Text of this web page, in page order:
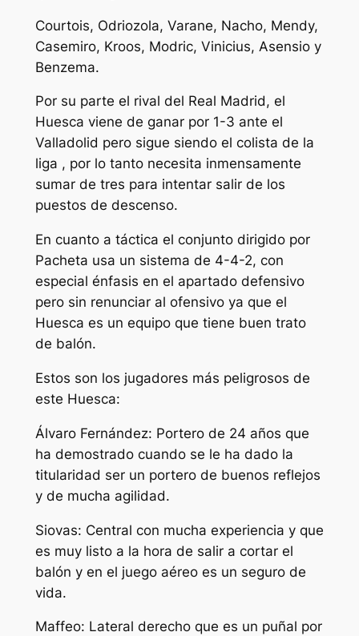
Courtois, Odriozola, Varane, Nacho, Mendy,
Casemiro, Kroos, Modric, Vinicius, Asensio y
Benzema.
Por su parte el rival del Real Madrid, el
Huesca viene de ganar por 1-3 ante el
Valladolid pero sigue siendo el colista de la
liga , por lo tanto necesita inmensamente
sumar de tres para intentar salir de los
puestos de descenso.
En cuanto a táctica el conjunto dirigido por
Pacheta usa un sistema de 4-4-2, con
especial énfasis en el apartado defensivo
pero sin renunciar al ofensivo ya que el
Huesca es un equipo que tiene buen trato
de balón.
Estos son los jugadores más peligrosos de
este Huesca:
Álvaro Fernández: Portero de 24 años que
ha demostrado cuando se le ha dado la
titularidad ser un portero de buenos reflejos
y de mucha agilidad.
Siovas: Central con mucha experiencia y que
es muy listo a la hora de salir a cortar el
balón y en el juego aéreo es un seguro de
vida.
Maffeo: Lateral derecho que es un puñal por